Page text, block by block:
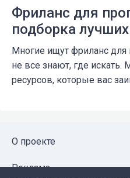
Фриланс для
подборка
Многие ищут фриланс для
не все знают, где искать.
ресурсов, которые вас
О проекте
Реклама